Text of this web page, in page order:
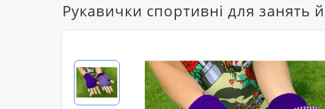
Рукавички спортивні для занять